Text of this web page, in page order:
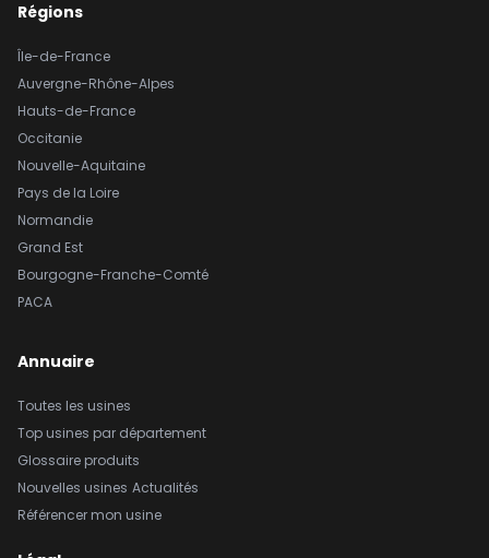
Régions
Île-de-France
Auvergne-Rhône-Alpes
Hauts-de-France
Occitanie
Nouvelle-Aquitaine
Pays de la Loire
Normandie
Grand Est
Bourgogne-Franche-Comté
PACA
Annuaire
Toutes les usines
Top usines par département
Glossaire produits
Nouvelles usines Actualités
Référencer mon usine